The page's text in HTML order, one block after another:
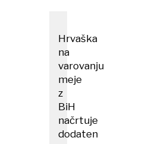
Hrvaška
na
varovanju
meje
z
BiH
načrtuje
dodaten